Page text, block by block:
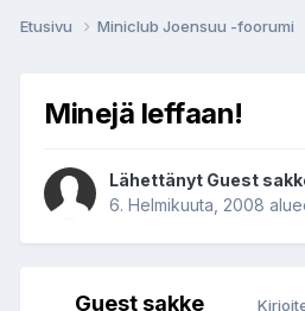
Etusivu Miniclub Joensuu -foorumi
Minejä leffaan!
Lähettänyt Guest
6. Helmikuuta, 2008
Guest sakke